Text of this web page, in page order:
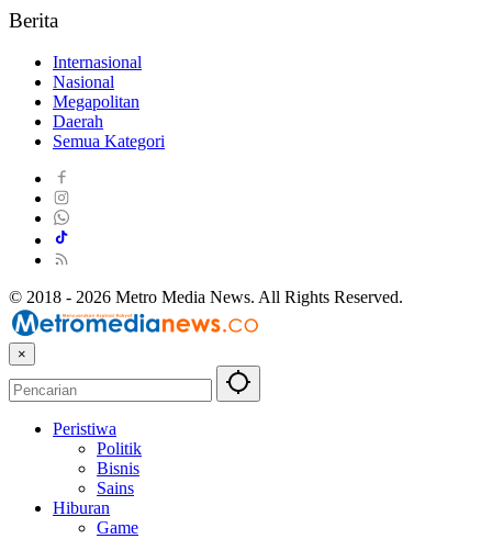
Berita
Internasional
Nasional
Megapolitan
Daerah
Semua Kategori
© 2018 - 2026 Metro Media News. All Rights Reserved.
×
Peristiwa
Politik
Bisnis
Sains
Hiburan
Game